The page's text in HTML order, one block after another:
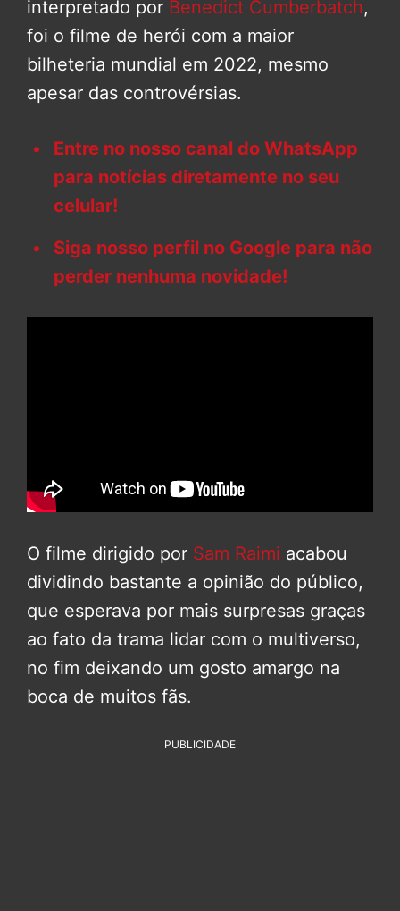
interpretado por Benedict Cumberbatch,
foi o filme de herói com a maior
bilheteria mundial em 2022, mesmo
apesar das controvérsias.
Entre no nosso canal do WhatsApp
para notícias diretamente no seu
celular!
Siga nosso perfil no Google para não
perder nenhuma novidade!
O filme dirigido por Sam Raimi acabou
dividindo bastante a opinião do público,
que esperava por mais surpresas graças
ao fato da trama lidar com o multiverso,
no fim deixando um gosto amargo na
boca de muitos fãs.
PUBLICIDADE